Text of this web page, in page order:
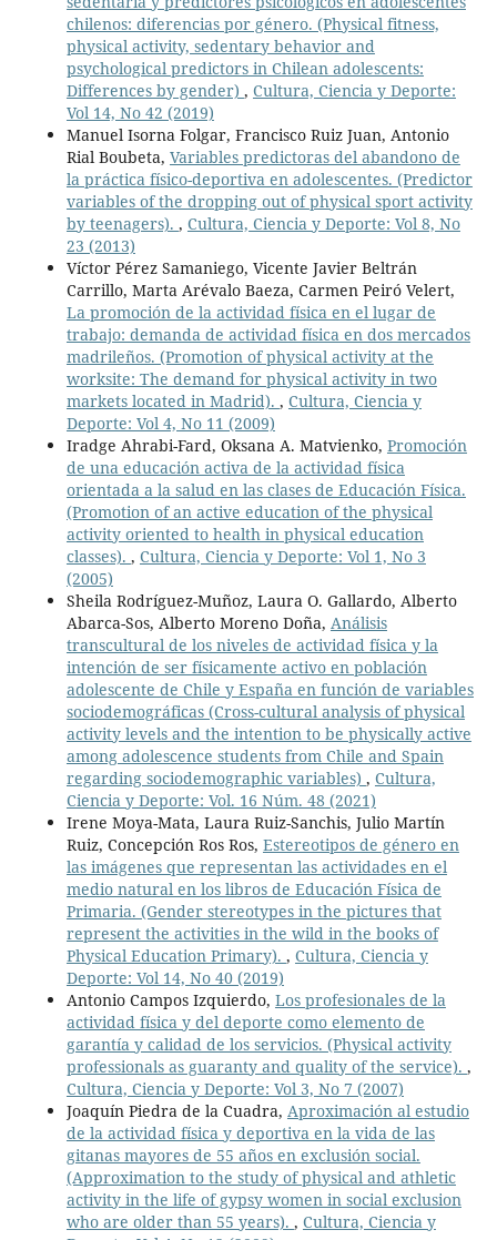
chilenos: diferencias por género. (Physical fitness,
physical activity, sedentary behavior and
psychological predictors in Chilean adolescents:
Differences by gender) , Cultura, Ciencia y Deporte:
Vol 14, No 42 (2019)
Manuel Isorna Folgar, Francisco Ruiz Juan, Antonio
Rial Boubeta, Variables predictoras del abandono de
la práctica físico-deportiva en adolescentes. (Predictor
variables of the dropping out of physical sport activity
by teenagers). , Cultura, Ciencia y Deporte: Vol 8, No
23 (2013)
Víctor Pérez Samaniego, Vicente Javier Beltrán
Carrillo, Marta Arévalo Baeza, Carmen Peiró Velert,
La promoción de la actividad física en el lugar de
trabajo: demanda de actividad física en dos mercados
madrileños. (Promotion of physical activity at the
worksite: The demand for physical activity in two
markets located in Madrid). , Cultura, Ciencia y
Deporte: Vol 4, No 11 (2009)
Iradge Ahrabi-Fard, Oksana A. Matvienko, Promoción
de una educación activa de la actividad física
orientada a la salud en las clases de Educación Física.
(Promotion of an active education of the physical
activity oriented to health in physical education
classes). , Cultura, Ciencia y Deporte: Vol 1, No 3
(2005)
Sheila Rodríguez-Muñoz, Laura O. Gallardo, Alberto
Abarca-Sos, Alberto Moreno Doña, Análisis
transcultural de los niveles de actividad física y la
intención de ser físicamente activo en población
adolescente de Chile y España en función de variables
sociodemográficas (Cross-cultural analysis of physical
activity levels and the intention to be physically active
among adolescence students from Chile and Spain
regarding sociodemographic variables) , Cultura,
Ciencia y Deporte: Vol. 16 Núm. 48 (2021)
Irene Moya-Mata, Laura Ruiz-Sanchis, Julio Martín
Ruiz, Concepción Ros Ros, Estereotipos de género en
las imágenes que representan las actividades en el
medio natural en los libros de Educación Física de
Primaria. (Gender stereotypes in the pictures that
represent the activities in the wild in the books of
Physical Education Primary). , Cultura, Ciencia y
Deporte: Vol 14, No 40 (2019)
Antonio Campos Izquierdo, Los profesionales de la
actividad física y del deporte como elemento de
garantía y calidad de los servicios. (Physical activity
professionals as guaranty and quality of the service). ,
Cultura, Ciencia y Deporte: Vol 3, No 7 (2007)
Joaquín Piedra de la Cuadra, Aproximación al estudio
de la actividad física y deportiva en la vida de las
gitanas mayores de 55 años en exclusión social.
(Approximation to the study of physical and athletic
activity in the life of gypsy women in social exclusion
who are older than 55 years). , Cultura, Ciencia y